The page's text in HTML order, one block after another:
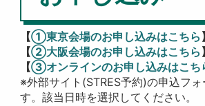
【①東京会場のお申し込みはこちら 】
【②大阪会場のお申し込みはこちら 】
【③オンラインのお申し込みはこち
※外部サイト(STRES予約)の申込フォ
す。該当日時を選択してください。